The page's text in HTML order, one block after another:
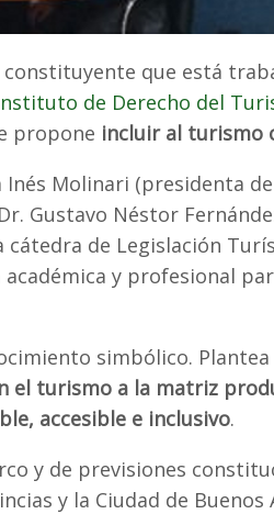
que está
de Derecho del
propone incluir al turismo
Molinari (presidenta
Gustavo Néstor
de Legislación
y profesional
simbólico. Plantea
el turismo a la matriz
accesible e inclusivo.
y de previsiones
y la Ciudad de